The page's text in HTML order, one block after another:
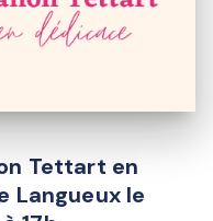
Tettart en
Langueux le